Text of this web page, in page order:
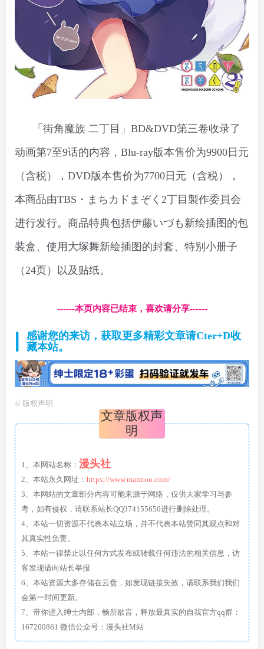
「街角魔族 二丁目」BD&DVD第三卷收录了
动画第7至9话的内容，Blu-ray版本售价为9900日元
（含税），DVD版本售价为7700日元（含税），
本商品由TBS・まちカドまぞく2丁目製作委員会
进行发行。商品特典包括伊藤いづも新绘插图的包
装盒、使用大塚舞新绘插图的封套、特别小册子
（24页）以及贴纸。
------本页内容已结束，喜欢请分享------
感谢您的来访，获取更多精彩文章请Cter+D收
藏本站。
© 版权声明
文章版权声
明
1、本网站名称： 漫头社
2、本站永久网址： https://www.mamtou.com/
3、本网站的文章部分内容可能来源于网络，仅供大家学习与参
考，如有侵权，请联系站长QQ374155650进行删除处理。
4、本站一切资源不代表本站立场，并不代表本站赞同其观点和对
其真实性负责。
5、本站一律禁止以任何方式发布或转载任何违法的相关信息，访
客发现请向站长举报
6、本站资源大多存储在云盘，如发现链接失效，请联系我们我们
会第一时间更新。
7、带你进入绅士内部，畅所欲言，释放最真实的自我官方qq群：
167200861 微信公众号：漫头社M站